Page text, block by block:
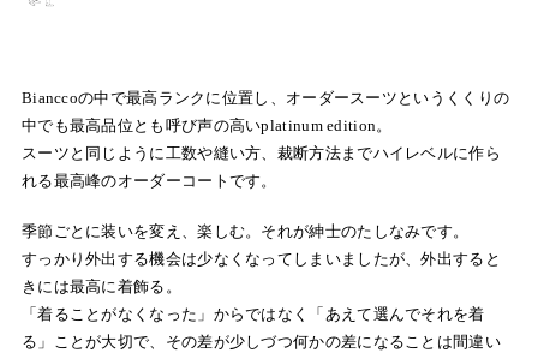
Bianccoの中で最高ランクに位置し、オーダースーツというくくりの
中でも最高品位とも呼び声の高いplatinum edition。
スーツと同じように工数や縫い方、裁断方法までハイレベルに作ら
れる最高峰のオーダーコートです。
季節ごとに装いを変え、楽しむ。それが紳士のたしなみです。
すっかり外出する機会は少なくなってしまいましたが、外出すると
きには最高に着飾る。
「着ることがなくなった」からではなく「あえて選んでそれを着
る」ことが大切で、その差が少しづつ何かの差になることは間違い